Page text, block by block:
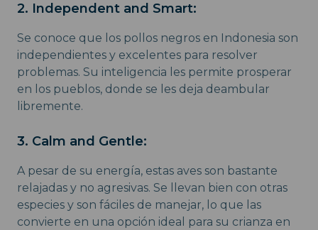
2. Independent and Smart:
Se conoce que los pollos negros en Indonesia son
independientes y excelentes para resolver
problemas. Su inteligencia les permite prosperar
en los pueblos, donde se les deja deambular
libremente.
3. Calm and Gentle:
A pesar de su energía, estas aves son bastante
relajadas y no agresivas. Se llevan bien con otras
especies y son fáciles de manejar, lo que las
convierte en una opción ideal para su crianza en